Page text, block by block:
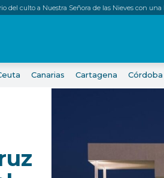
del culto a Nuestra Señora de las Nieves con una
Canarias Cartagena Córdoba